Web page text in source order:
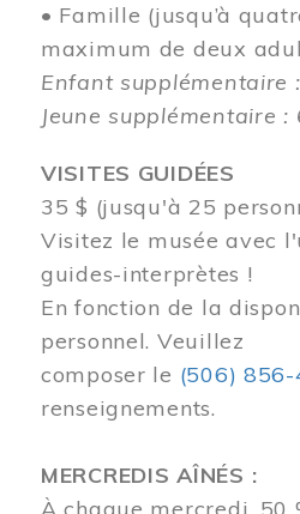
• Famille (jusqu’à
maximum de deux
Enfant supplémentaire
Jeune supplémentaire :
VISITES GUIDÉES
35 $ (jusqu'à 25
Visitez le musée avec
guides-interprètes !
En fonction de la
personnel. Veuillez
composer le (506) 856-
renseignements.
MERCREDIS AÎNÉS :